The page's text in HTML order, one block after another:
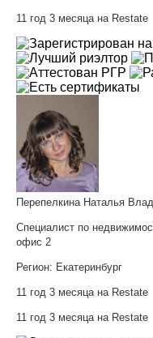
11 год 3 месяца на Restate
Перепелкина Наталья
Специалист по
офис 2
Регион: Екатеринбург
11 год 3 месяца на Restate
11 год 3 месяца на Restate